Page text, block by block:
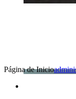
Página de Inicio